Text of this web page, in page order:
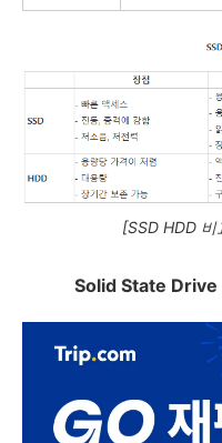
[SSD HDD
Solid State Drive